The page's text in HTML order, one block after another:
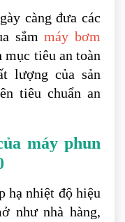
càng đưa các
sắmmáy bơm
mục tiêu an toàn
lượng của sản
tiêu chuẩn an
máy phun
hạ nhiệt độ hiệu
như nhà hàng,